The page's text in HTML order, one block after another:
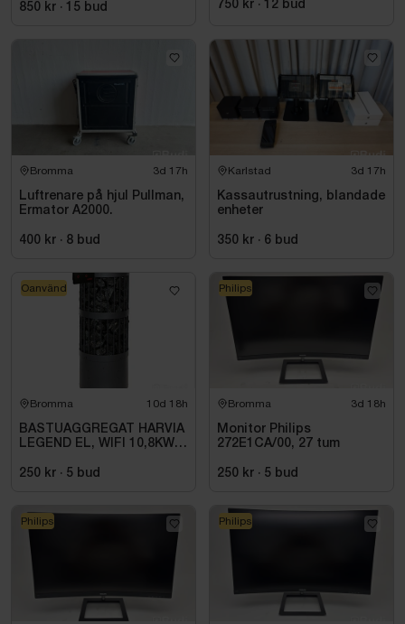
850 kr · 15 bud 750 kr · 12 bud
Bromma 3d 17h
Luftrenare på hjul Pullman,
Ermator A2000.
400 kr · 8 bud
Karlstad 3d 17h
Kassautrustning, blandade
enheter
350 kr · 6 bud
Bromma 10d 18h
BASTUAGGREGAT HARVIA
LEGEND EL, WIFI 10,8KW
250 kr · 5 bud
Oanvänd
Bromma 3d 18h
Monitor Philips
272E1CA/00, 27 tum
250 kr · 5 bud
Philips
Philips Philips